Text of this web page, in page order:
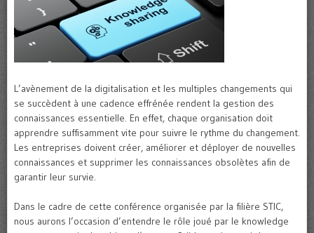
L’avènement de la digitalisation et les multiples changements qui
se succèdent à une cadence effrénée rendent la gestion des
connaissances essentielle. En effet, chaque organisation doit
apprendre suffisamment vite pour suivre le rythme du changement.
Les entreprises doivent créer, améliorer et déployer de nouvelles
connaissances et supprimer les connaissances obsolètes afin de
garantir leur survie.
Dans le cadre de cette conférence organisée par la filière STIC,
nous aurons l’occasion d’entendre le rôle joué par le knowledge